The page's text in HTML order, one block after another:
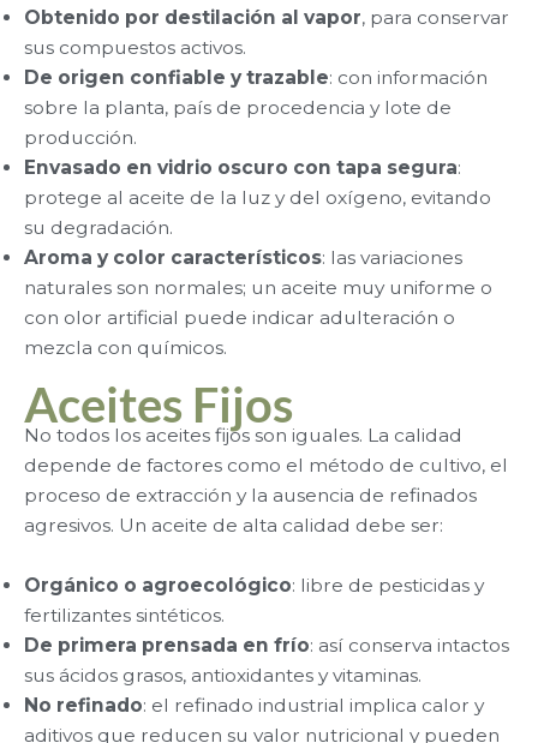
Obtenido por destilación al vapor, para conservar
sus compuestos activos.
De origen confiable y trazable: con información
sobre la planta, país de procedencia y lote de
producción.
Envasado en vidrio oscuro con tapa segura:
protege al aceite de la luz y del oxígeno, evitando
su degradación.
Aroma y color característicos: las variaciones
naturales son normales; un aceite muy uniforme o
con olor artificial puede indicar adulteración o
mezcla con químicos.
Aceites Fijos
No todos los aceites fijos son iguales. La calidad
depende de factores como el método de cultivo, el
proceso de extracción y la ausencia de refinados
agresivos. Un aceite de alta calidad debe ser:
Orgánico o agroecológico: libre de pesticidas y
fertilizantes sintéticos.
De primera prensada en frío: así conserva intactos
sus ácidos grasos, antioxidantes y vitaminas.
No refinado: el refinado industrial implica calor y
aditivos que reducen su valor nutricional y pueden